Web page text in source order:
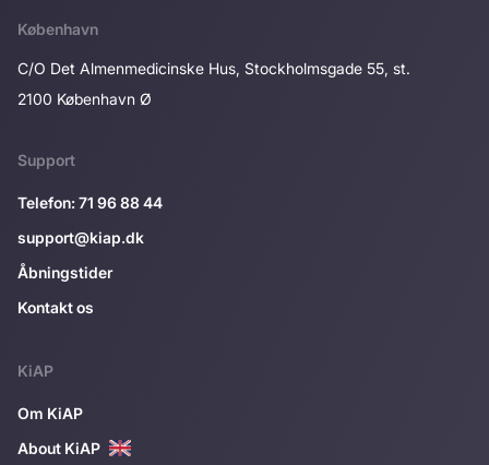
København
C/O Det Almenmedicinske Hus, Stockholmsgade 55, st.
2100 København Ø
Support
Telefon: 71 96 88 44
support@kiap.dk
Åbningstider
Kontakt os
KiAP
Om KiAP
About KiAP